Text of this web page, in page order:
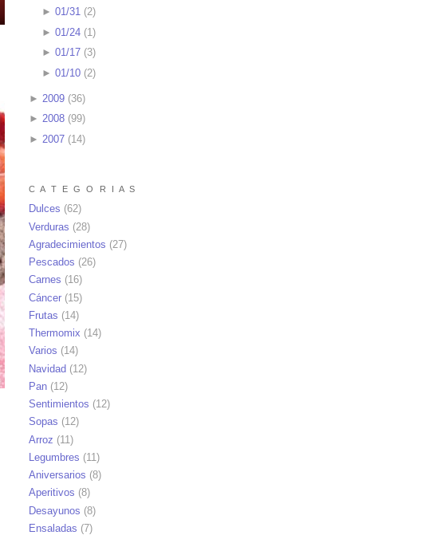
► 01/31(2)
► 01/24(1 )
► 01/17(3)
► 01/10(2)
► 2009 (36)
► 2008 (99)
► 2007 (14)
C A T E G O R I A S
Dulces (62)
Verduras (28)
Agradecimientos (27)
Pescados (26)
Carnes (16)
Cáncer (15)
Frutas (14)
Thermomix (14)
Varios (14)
Navidad (12)
Pan (12)
Sentimientos (12)
Sopas (12)
Arroz (11)
Legumbres (11)
Aniversarios (8)
Aperitivos (8)
Desayunos (8)
Ensaladas (7)